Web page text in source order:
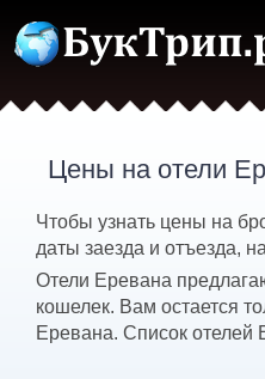
Цены на отели
Чтобы узнать цены на
даты заезда и отъезда,
Отели Еревана
кошелек. Вам остается
Еревана. Список отелей